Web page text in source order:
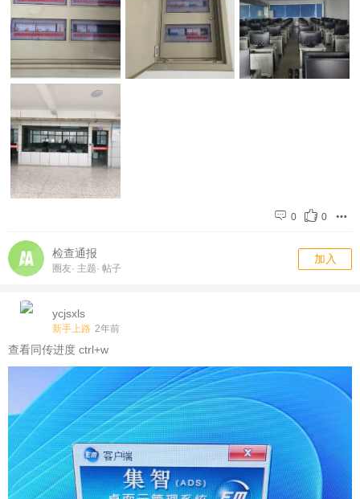
0
0
加入
检查通报
圈友· 主题· 帖子
ycjsxls
新手上路 2年前
查看同传进度 ctrl+w